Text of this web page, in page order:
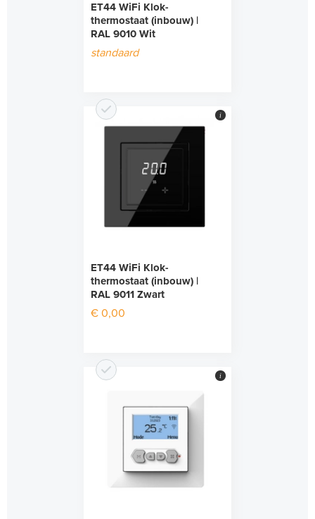
ET44 WiFi Klok-
thermostaat (inbouw) |
RAL 9010 Wit
standaard
ET44 WiFi Klok-
thermostaat (inbouw) |
RAL 9011 Zwart
€ 0,00
i
i